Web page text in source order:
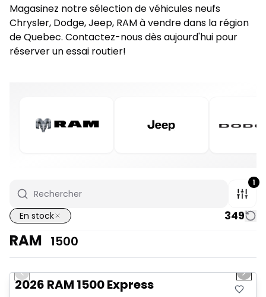
Magasinez notre sélection de véhicules neufs
Chrysler, Dodge, Jeep, RAM à vendre dans la région
de Quebec. Contactez-nous dès aujourd'hui pour
réserver un essai routier!
1
En stock 349
RAM 1500
1/7
En stock
Previous slide Next
2026 RAM 1500 Express